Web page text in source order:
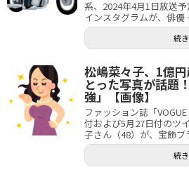
系、2024年4月1日放送
インスタグラムが、俳優
続
松嶋菜々子、1億
とった写真が話題
強」【画像】
ファッション誌「
付および5月27日付のツ
子さん（48）が、宝飾ブ
続